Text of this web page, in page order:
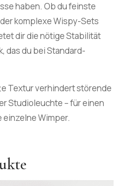
haben. Ob du feinste
komplexe Wispy-Sets
dir die nötige Stabilität
das du bei Standard-
Textur verhindert störende
Studioleuchte – für einen
einzelne Wimper.